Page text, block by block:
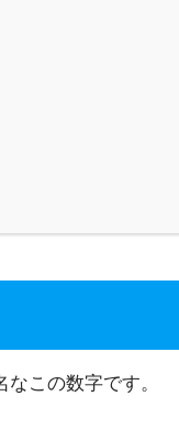
この数字です。